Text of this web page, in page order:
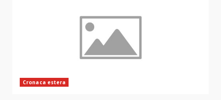
Cronaca estera